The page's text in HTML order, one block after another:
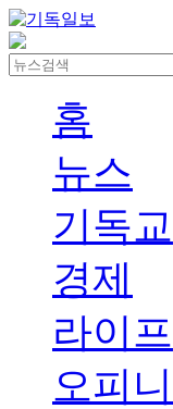
홈
뉴스
기독교
경제
라이프
오피